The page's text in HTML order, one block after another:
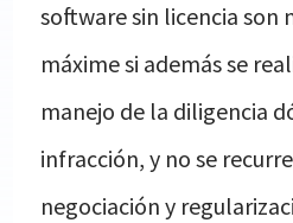
software sin licencia son
máxime si además se
manejo de la diligencia
infracción, y no se
negociación y